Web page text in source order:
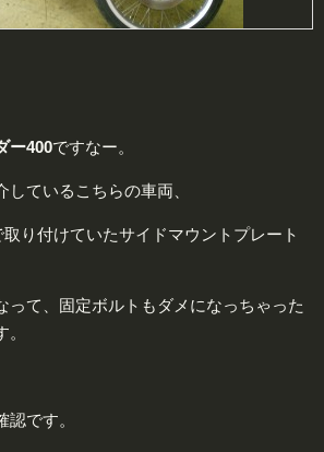
ー400ですなー。
ているこちらの車両、
り付けていたサイドマウントプレート
って、固定ボルトもダメになっちゃった
です。